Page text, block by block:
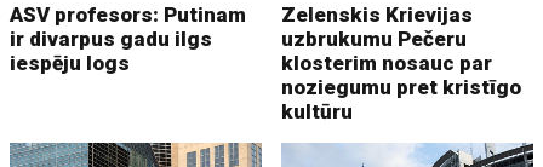
ASV profesors: Putinam
ir divarpus gadu ilgs
iespēju logs
Zelenskis Krievijas
uzbrukumu Pečeru
klosterim nosauc par
noziegumu pret kristīgo
kultūru